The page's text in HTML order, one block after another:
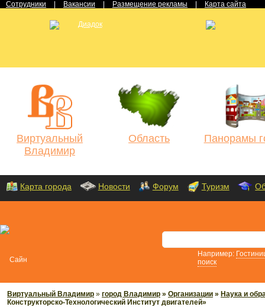
Сотрудники Вакансии Размещение рекламы Карта сайта
Виртуальный
Владимир
Область Панорамы
Карта города Новости Форум Туризм
Например:
поиск
Виртуальный Владимир » город Владимир » Организации » Наука и
Конструкторско-Технологический Институт двигателей»